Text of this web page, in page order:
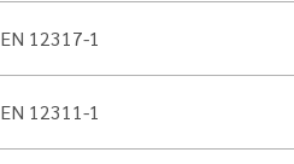
EN 12317-1
EN 12311-1